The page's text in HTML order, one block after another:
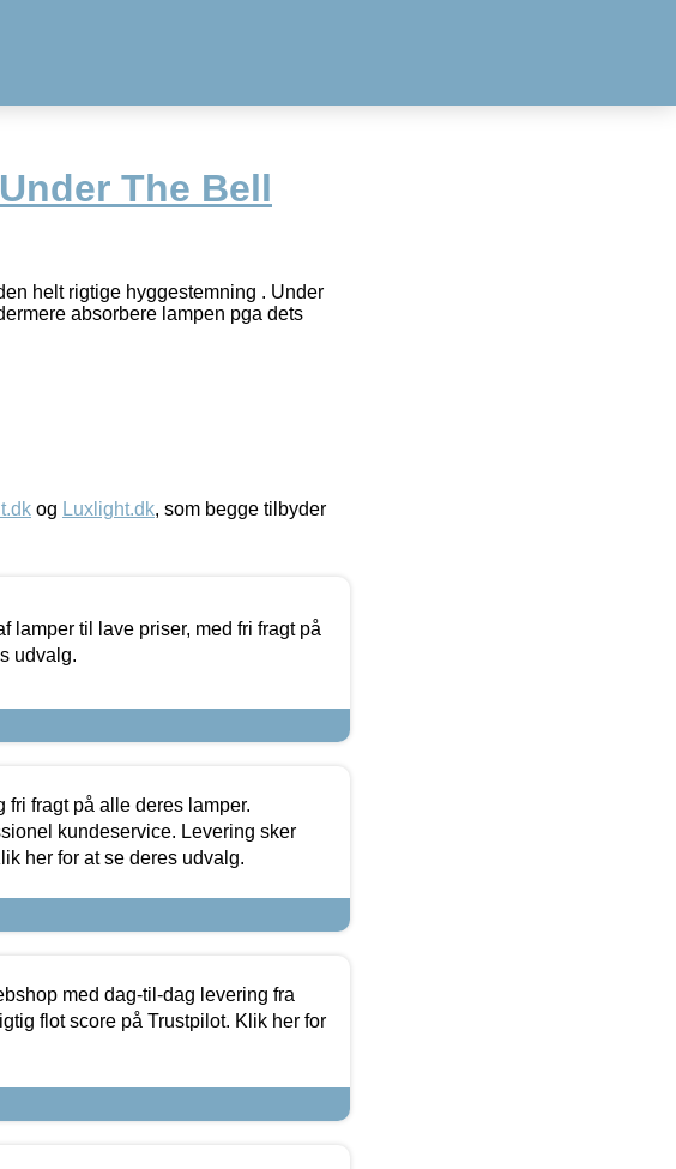
The Bell
helt rigtige hyggestemning . Under
absorbere lampen pga dets
og Luxlight.dk, som begge tilbyder
lamper til lave priser, med fri fragt på
udvalg.
fri fragt på alle deres lamper.
kundeservice. Levering sker
her for at se deres udvalg.
med dag-til-dag levering fra
flot score på Trustpilot. Klik her for